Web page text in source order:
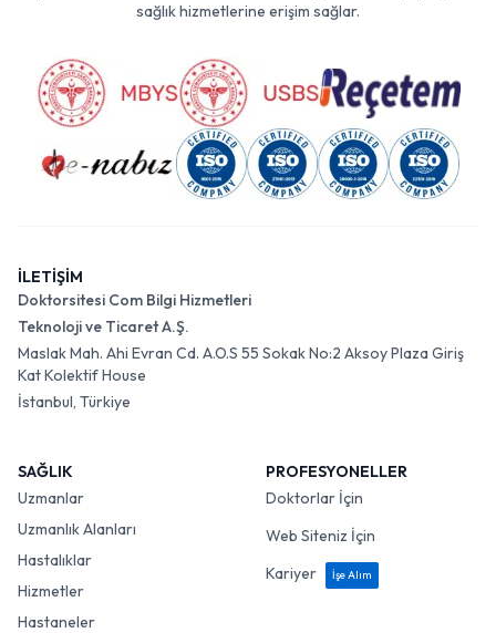
sağlık hizmetlerine erişim sağlar.
İLETİŞİM
Doktorsitesi Com Bilgi Hizmetleri
Teknoloji ve Ticaret A.Ş.
Maslak Mah. Ahi Evran Cd. A.O.S 55 Sokak No:2 Aksoy Plaza Giriş
Kat Kolektif House
İstanbul, Türkiye
SAĞLIK
Uzmanlar
Uzmanlık Alanları
Hastalıklar
Hizmetler
Hastaneler
PROFESYONELLER
Doktorlar İçin
Web Siteniz İçin
Kariyer
İşe Alım